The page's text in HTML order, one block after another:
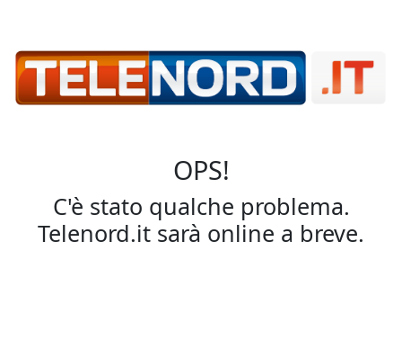
OPS!
C'è stato qualche problema.
Telenord.it sarà online a breve.